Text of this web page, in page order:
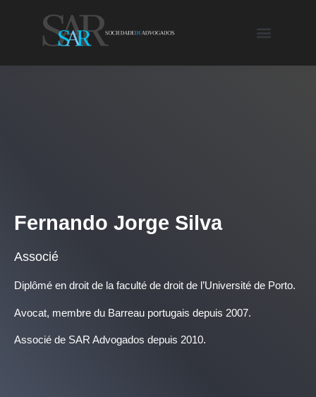
Fernando Jorge Silva
Associé
Diplômé en droit de la faculté de droit de l’Université de Porto.
Avocat, membre du Barreau portugais depuis 2007.
Associé de SAR Advogados depuis 2010.